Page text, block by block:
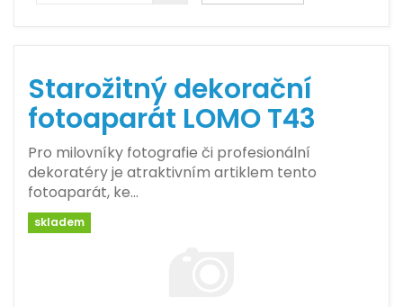
Starožitný dekorační
fotoaparát LOMO T43
Pro milovníky fotografie či profesionální
dekoratéry je atraktivním artiklem tento
fotoaparát, ke…
skladem